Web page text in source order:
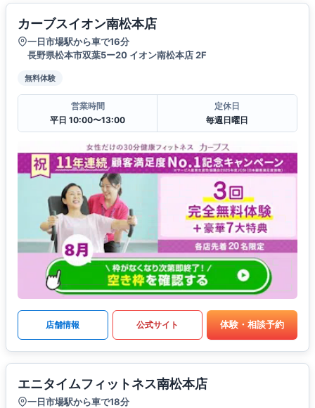
カーブスイオン南松本店
一日市場駅から車で16分
長野県松本市双葉5ー20 イオン南松本店 2F
無料体験
営業時間
平日 10:00〜13:00
定休日
毎週日曜日
店舗情報 公式サイト 体験・相談予約
エニタイムフィットネス南松本店
一日市場駅から車で18分